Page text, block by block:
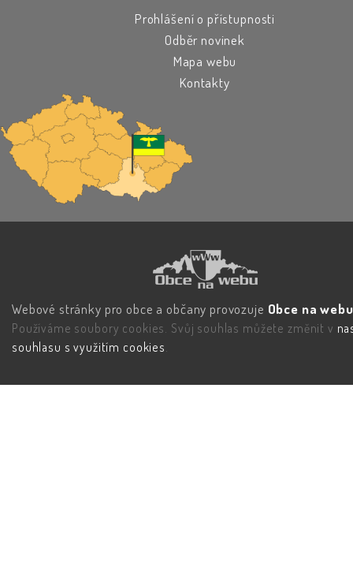
Prohlášení o přístupnosti
Odběr novinek
Mapa webu
Kontakty
Webové stránky pro obce a občany provozuje Obce na
Používáme soubory cookies. Svůj souhlas můžete změnit v
souhlasu s využitím cookies